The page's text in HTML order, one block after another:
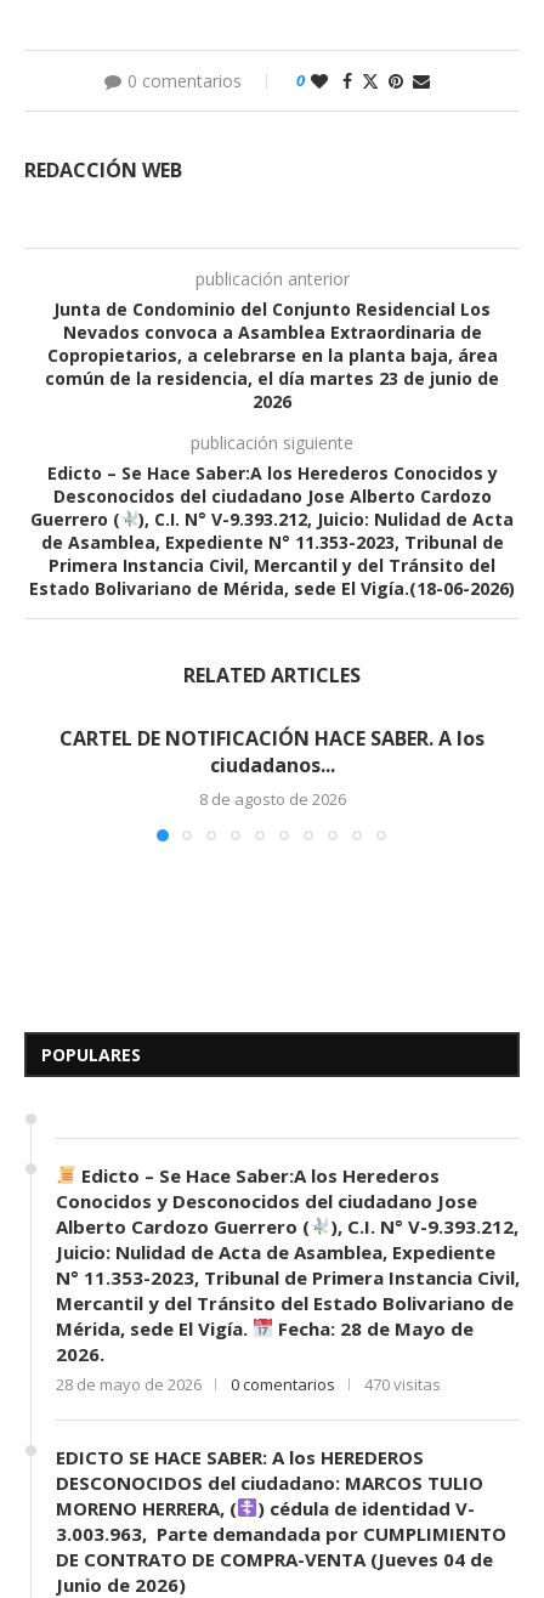
0 comentarios 0
REDACCIÓN WEB
publicación anterior
Junta de Condominio del Conjunto Residencial Los
Nevados convoca a Asamblea Extraordinaria de
Copropietarios, a celebrarse en la planta baja, área
común de la residencia, el día martes 23 de junio de
2026
publicación siguiente
Edicto – Se Hace Saber:A los Herederos Conocidos y
Desconocidos del ciudadano Jose Alberto Cardozo
Guerrero (
), C.I. N° V-9.393.212, Juicio: Nulidad de Acta
de Asamblea, Expediente N° 11.353-2023, Tribunal de
Primera Instancia Civil, Mercantil y del Tránsito del
Estado Bolivariano de Mérida, sede El Vigía.(18-06-2026)
RELATED ARTICLES
CARTEL DE NOTIFICACIÓN HACE SABER. A los
ciudadanos...
8 de agosto de 2026
POPULARESDesconocidos del...
Edicto – Se Hace Saber:A los Herederos
Conocidos y Desconocidos del ciudadano Jose
Alberto Cardozo Guerrero (
), C.I. N° V-9.393.212,
Juicio: Nulidad de Acta de Asamblea, Expediente
N° 11.353-2023, Tribunal de Primera Instancia Civil,
Mercantil y del Tránsito del Estado Bolivariano de
Mérida, sede El Vigía.
Fecha: 28 de Mayo de
2026.
28 de mayo de 2026 0 comentarios 470 visitas
EDICTO SE HACE SABER: A los HEREDEROS
DESCONOCIDOS del ciudadano: MARCOS TULIO
MORENO HERRERA, (
) cédula de identidad V-
3.003.963, Parte demandada por CUMPLIMIENTO
DE CONTRATO DE COMPRA-VENTA (Jueves 04 de
Junio de 2026)